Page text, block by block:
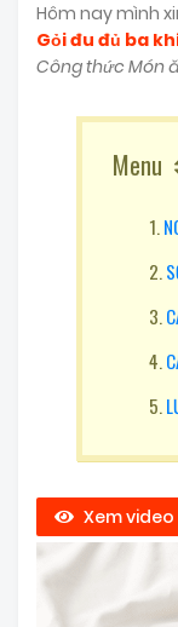
Hôm nay mình
Gỏi đu đủ ba
Công thức Món
Menu
Xem